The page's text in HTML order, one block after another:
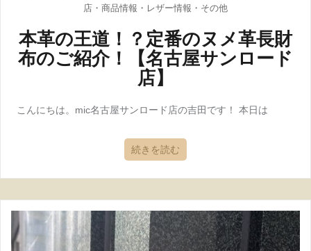
店 ・ 商品情報 ・ レザー情報 ・ その他
本革の王道！？定番のヌメ革長財
布のご紹介！【名古屋サンロード
店】
こんにちは。mic名古屋サンロード店の吉田です！ 本日は
続きを読む